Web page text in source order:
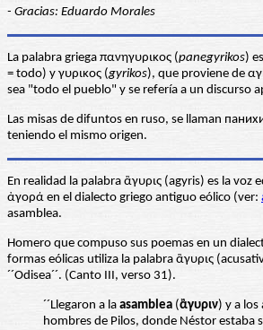
- Gracias: Eduardo Morales
La palabra griega πανηγυρικος (panegyrikos)
= todo) y γυρικος (gyrikos), que proviene de
sea "todo el pueblo" y se refería a un discurso
Las misas de difuntos en ruso, se llaman
teniendo el mismo origen.
En realidad la palabra ἂγυρις (agyris) es la voz
ἀγορά en el dialecto griego antiguo eólico (ver:
asamblea.
Homero que compuso sus poemas en un
formas eólicas utiliza la palabra ἂγυρις
´´Odisea´´. (Canto III, verso 31).
´´Llegaron a la asamblea (ἂγυριν) y a los
hombres de Pilos, donde Néstor estaba